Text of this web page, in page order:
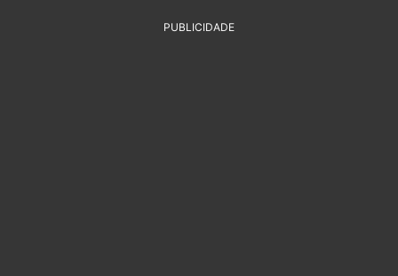
PUBLICIDADE